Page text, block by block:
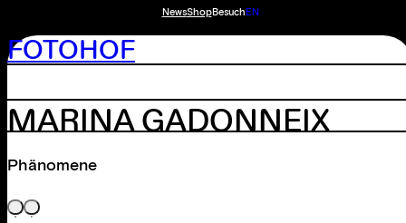
NewsShopBesuchEN
FOTOHOF
MARINA GADONNEIX
Phänomene